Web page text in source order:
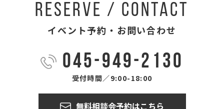
RESERVE / CONTACT
イベント予約・お問い合わせ
045-949-2130
受付時間／9:00-18:00
無料相談会予約はこちら